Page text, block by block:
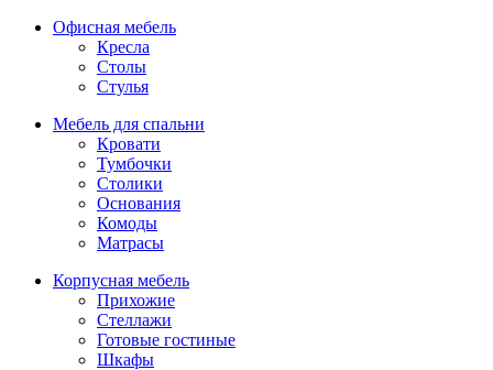
Офисная мебель
Кресла
Столы
Стулья
Мебель для спальни
Кровати
Тумбочки
Столики
Основания
Комоды
Матрасы
Корпусная мебель
Прихожие
Стеллажи
Готовые гостиные
Шкафы